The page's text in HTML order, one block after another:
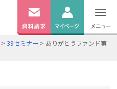
無料
資料 ログイン
>39セミナー > ありがとうファンド第